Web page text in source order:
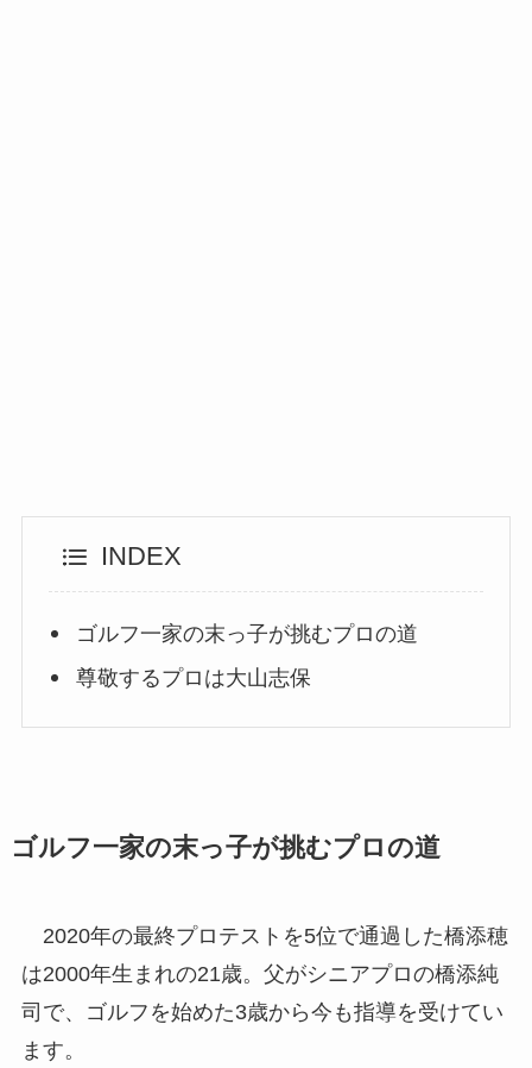
INDEX
ゴルフ一家の末っ子が挑むプロの道
尊敬するプロは大山志保
ゴルフ一家の末っ子が挑むプロの道
2020年の最終プロテストを5位で通過した橋添穂
は2000年生まれの21歳。父がシニアプロの橋添純
司で、ゴルフを始めた3歳から今も指導を受けてい
ます。